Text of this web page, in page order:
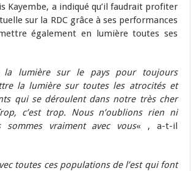
Kayembe, a indiqué qu’il faudrait profiter
sur la RDC grâce à ses performances
également en lumière toutes ses
la lumière sur le pays pour toujours
la lumière sur toutes les atrocités et
qui se déroulent dans notre très cher
c’est trop. Nous n’oublions rien ni
sommes vraiment avec vous« , a-t-il
toutes ces populations de l’est qui font